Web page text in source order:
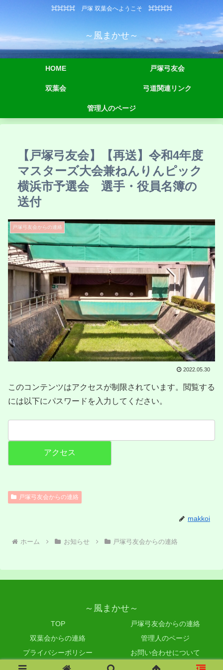
⌘⌘⌘⌘ 戸塚 双葉会へようこそ ⌘⌘⌘⌘
～風まかせ～
HOME 戸塚弓友会
双葉会 弓道関連リンク
管理人のページ
【戸塚弓友会】【再送】令和4年度
マスターズ大会兼ねんりんピック
横浜市予選会 選手・役員名簿の
送付
戸塚弓友会からの連絡
2022.05.30
このコンテンツはアクセスが制限されています。閲覧する
には以下にパスワードを入力してください。
戸塚弓友会からの連絡
makkoi
ホーム お知らせ 戸塚弓友会からの連絡
～風まかせ～
TOP
戸塚弓友会からの連絡
双葉会からの連絡
管理人のページ
プライバシーポリシー
お問い合わせについて